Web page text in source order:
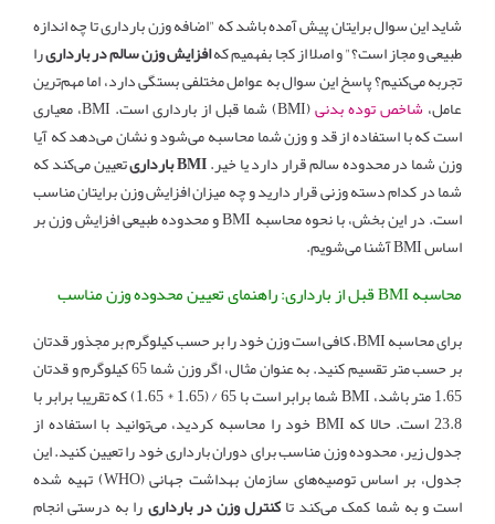
شاید این سوال برایتان پیش آمده باشد که "اضافه وزن بارداری تا چه اندازه
طبیعی و مجاز است؟" و اصلا از کجا بفهمیم کهافزایش وزن سالم در بارداریرا
تجربه می‌کنیم؟ پاسخ این سوال به عوامل مختلفی بستگی دارد، اما مهم‌ترین
عامل، شاخص توده بدنی
(BMI) شما قبل از بارداری است. BMI، معیاری
است که با استفاده از قد و وزن شما محاسبه می‌شود و نشان می‌دهد که آیا
وزن شما در محدوده سالم قرار دارد یا خیر.BMI بارداری
تعیین می‌کند که
شما در کدام دسته وزنی قرار دارید و چه میزان افزایش وزن برایتان مناسب
است. در این بخش، با نحوه محاسبه BMI و محدوده طبیعی افزایش وزن بر
اساس BMI آشنا می‌شویم.
محاسبه BMI قبل از بارداری: راهنمای تعیین محدوده وزن مناسب
برای محاسبه BMI، کافی است وزن خود را بر حسب کیلوگرم بر مجذور قدتان
بر حسب متر تقسیم کنید. به عنوان مثال، اگر وزن شما 65 کیلوگرم و قدتان
1.65 متر باشد، BMI شما برابر است با 65 / (1.65 * 1.65) که تقریبا برابر با
23.8 است. حالا که BMI خود را محاسبه کردید، می‌توانید با استفاده از
جدول زیر، محدوده وزن مناسب برای دوران بارداری خود را تعیین کنید. این
جدول، بر اساس توصیه‌های سازمان بهداشت جهانی (WHO) تهیه شده
است و به شما کمک می‌کند تاکنترل وزن در بارداریرا به درستی انجام